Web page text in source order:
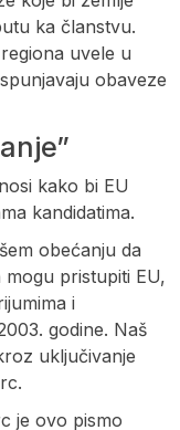
ka članstvu.
uvele u
obaveze
kako bi EU
kandidatima.
obećanju da
pristupiti EU,
i
godine. Naš
uključivanje
je ovo pismo